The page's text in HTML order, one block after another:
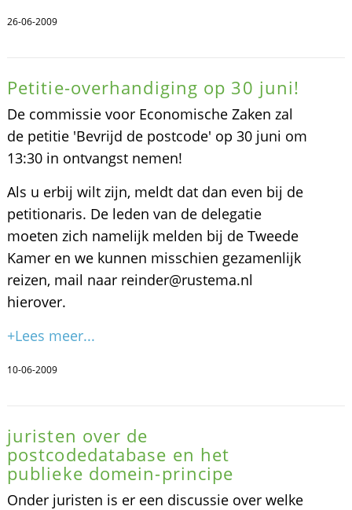
26-06-2009
Petitie-overhandiging op 30 juni!
De commissie voor Economische Zaken zal
de petitie 'Bevrijd de postcode' op 30 juni om
13:30 in ontvangst nemen!
Als u erbij wilt zijn, meldt dat dan even bij de
petitionaris. De leden van de delegatie
moeten zich namelijk melden bij de Tweede
Kamer en we kunnen misschien gezamenlijk
reizen, mail naar reinder@rustema.nl
hierover.
+Lees meer...
10-06-2009
juristen over de
postcodedatabase en het
publieke domein-principe
Onder juristen is er een discussie over welke